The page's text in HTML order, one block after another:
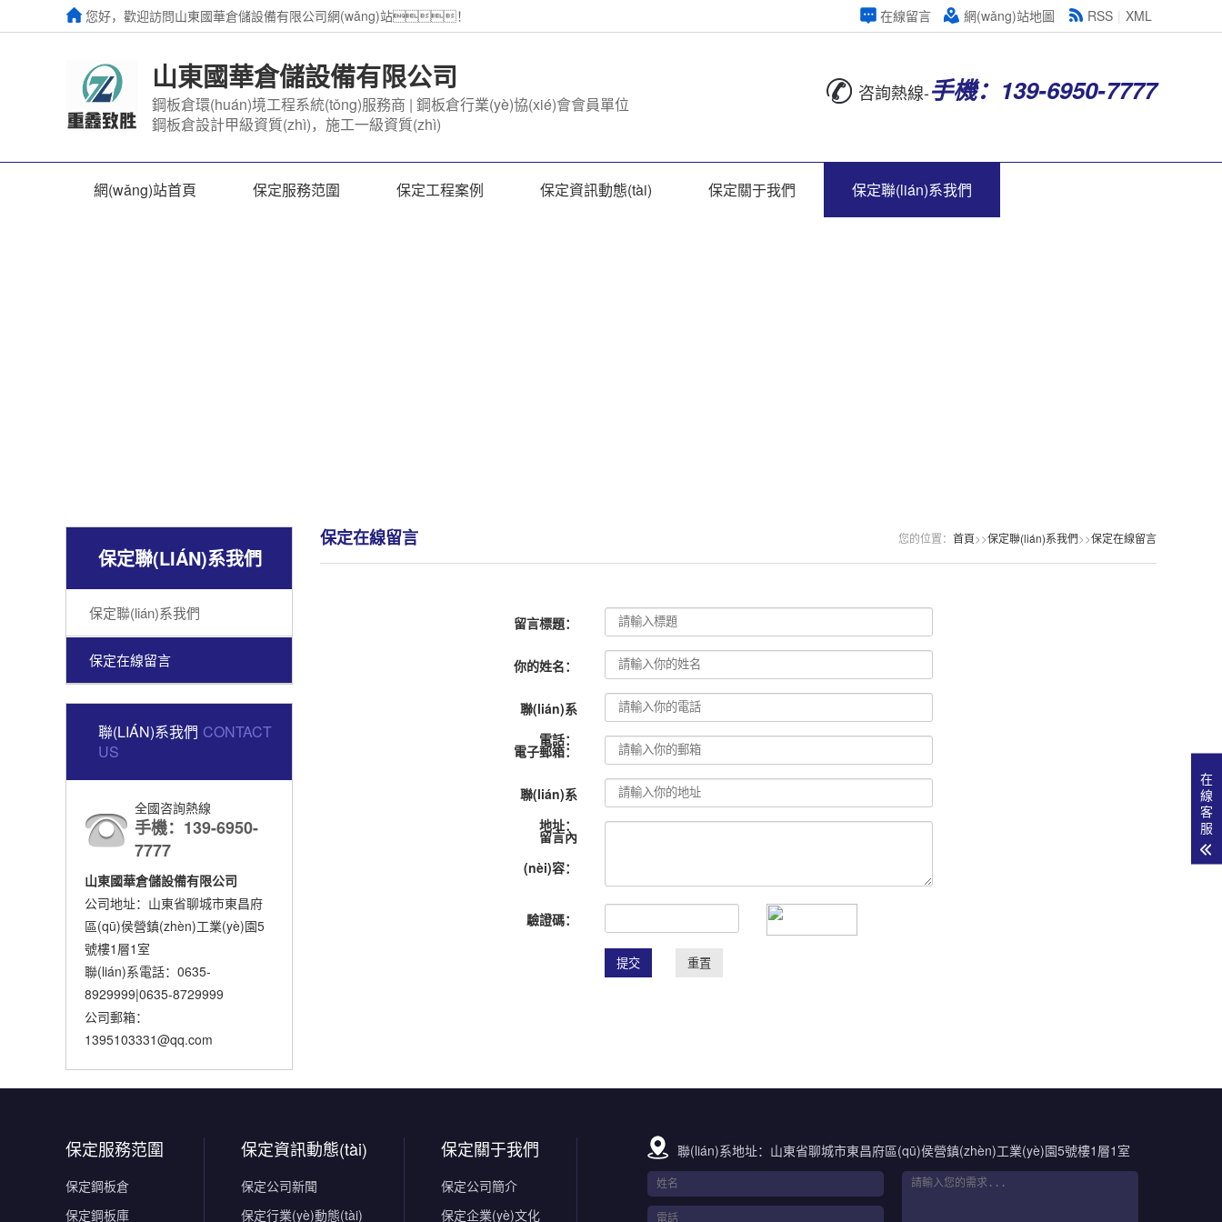
在線留言 網(wǎng)站地圖 RSS XML
您好，歡迎訪問山東國華倉儲設備有限公司網(wǎng)站！
山東國華倉儲設備有限公司
鋼板倉環(huán)境工程系統(tǒng)服務商 | 鋼板倉行業(yè)協(xié)會會員單位
鋼板倉設計甲級資質(zhì)，施工一級資質(zhì)
咨詢熱線-手機：139-6950-7777
網(wǎng)站首頁 保定服務范圍 保定工程案例 保定資訊動態(tài) 保定關于我們 保定聯(lián)系我們
保定聯(LIÁN)系我們
保定聯(lián)系我們
保定在線留言
聯(LIÁN)系我們 CONTACT
US
全國咨詢熱線
手機：139-6950-
7777
山東國華倉儲設備有限公司
公司地址：山東省聊城市東昌府
區(qū)侯營鎮(zhèn)工業(yè)園5
號樓1層1室
聯(lián)系電話：0635-
8929999|0635-8729999
公司郵箱：
1395103331@qq.com
您的位置： 首頁>>保定聯(lián)系我們>>保定在線留言
保定在線留言
留言標題：
你的姓名：
聯(lián)系
電話：
電子郵箱：
聯(lián)系
地址：
留言內
(nèi)容：
驗證碼：
保定服務范圍
保定鋼板倉
保定鋼板庫
保定資訊動態(tài)
保定公司新聞
保定行業(yè)動態(tài)
保定關于我們
保定公司簡介
保定企業(yè)文化
聯(lián)系地址：山東省聊城市東昌府區(qū)侯營鎮(zhèn)工業(yè)園5號樓1層1室
在
線
客
服